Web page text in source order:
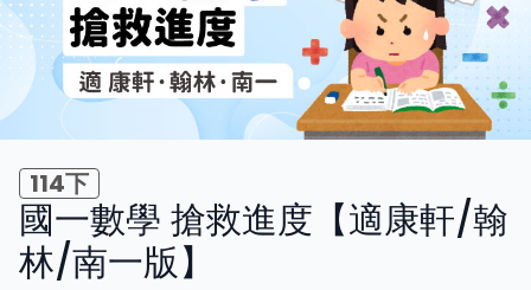
114下
國一數學 搶救進度【適康軒/翰
林/南一版】